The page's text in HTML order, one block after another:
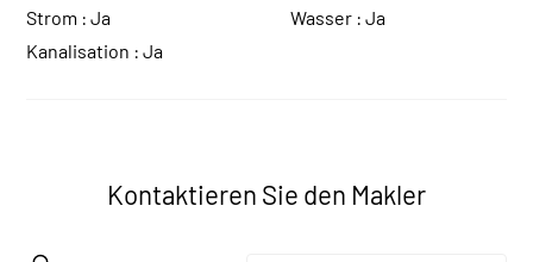
Strom :Ja Wasser :Ja
Kanalisation :Ja
Kontaktieren Sie den Makler